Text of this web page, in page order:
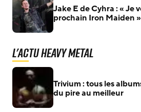
Jake E de Cyhra : « Je
prochain Iron Maiden »
L'actu Heavy Metal
Trivium : tous les
du pire au meilleur